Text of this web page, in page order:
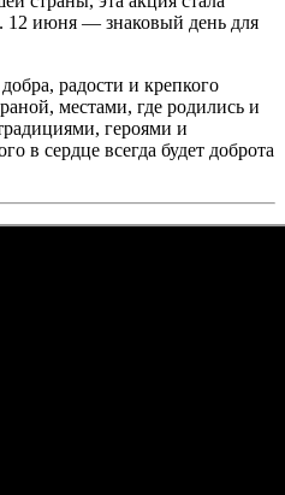
12 июня — знаковый день для
радости и крепкого
местами, где родились и
героями и
в сердце всегда будет доброта